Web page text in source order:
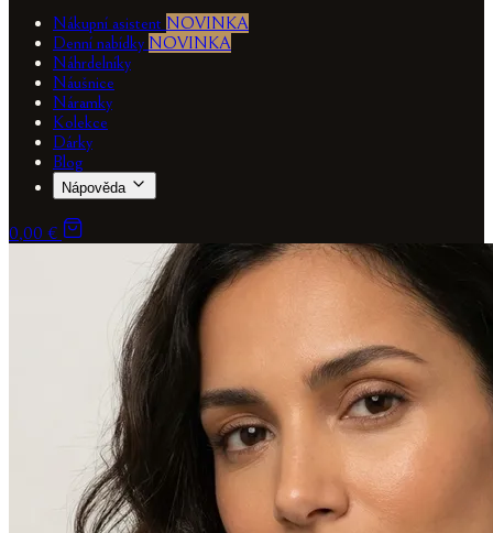
Nákupní asistent NOVINKA
Denní nabídky NOVINKA
Náhrdelníky
Náušnice
Náramky
Kolekce
Dárky
Blog
Nápověda
0,00 €